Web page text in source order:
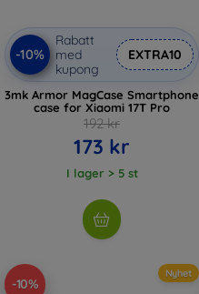
-10%
Rabatt
med
kupong
EXTRA10
3mk Armor MagCase Smartphone
case for Xiaomi 17T Pro
192 kr
173 kr
I lager > 5 st
-10%
Nyhet